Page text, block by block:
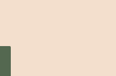
förvaltning